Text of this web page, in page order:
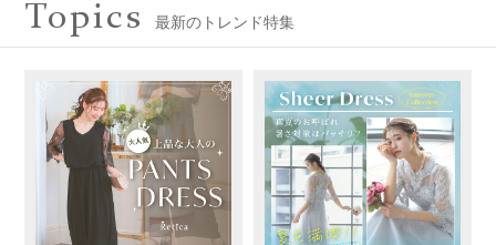
Topics 最新のトレンド特集